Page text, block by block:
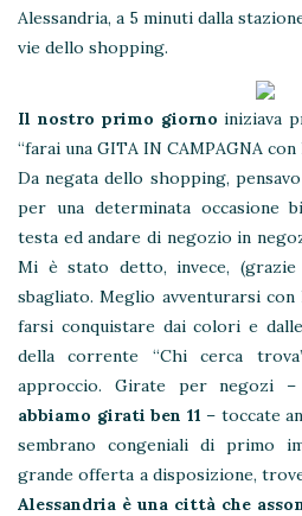
Alessandria, a 5 minuti dalla
vie dello shopping.
Il nostro primo giorno iniziava
“farai una GITA IN CAMPAGNA
Da negata dello shopping,
per una determinata occasione
testa ed andare di negozio in
Mi è stato detto, invece,
sbagliato. Meglio avventurarsi
farsi conquistare dai colori e
della corrente “Chi cerca
approccio. Girate per negozi –
abbiamo girati ben 11 – toccate
sembrano congeniali di primo
grande offerta a disposizione,
Alessandria è una città che